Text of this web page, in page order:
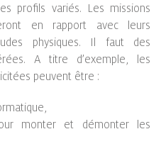
profils variés. Les missions
en rapport avec leurs
physiques. Il faut des
A titre d’exemple, les
peuvent être :
monter et démonter les